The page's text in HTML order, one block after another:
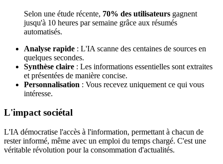
Selon une étude récente, 70% des utilisateurs gagnent
jusqu'à 10 heures par semaine grâce aux résumés
automatisés.
Analyse rapide : L'IA scanne des centaines de sources en
quelques secondes.
Synthèse claire : Les informations essentielles sont extraites
et présentées de manière concise.
Personnalisation : Vous recevez uniquement ce qui vous
intéresse.
L'impact sociétal
L'IA démocratise l'accès à l'information, permettant à chacun de
rester informé, même avec un emploi du temps chargé. C'est une
véritable révolution pour la consommation d'actualités.